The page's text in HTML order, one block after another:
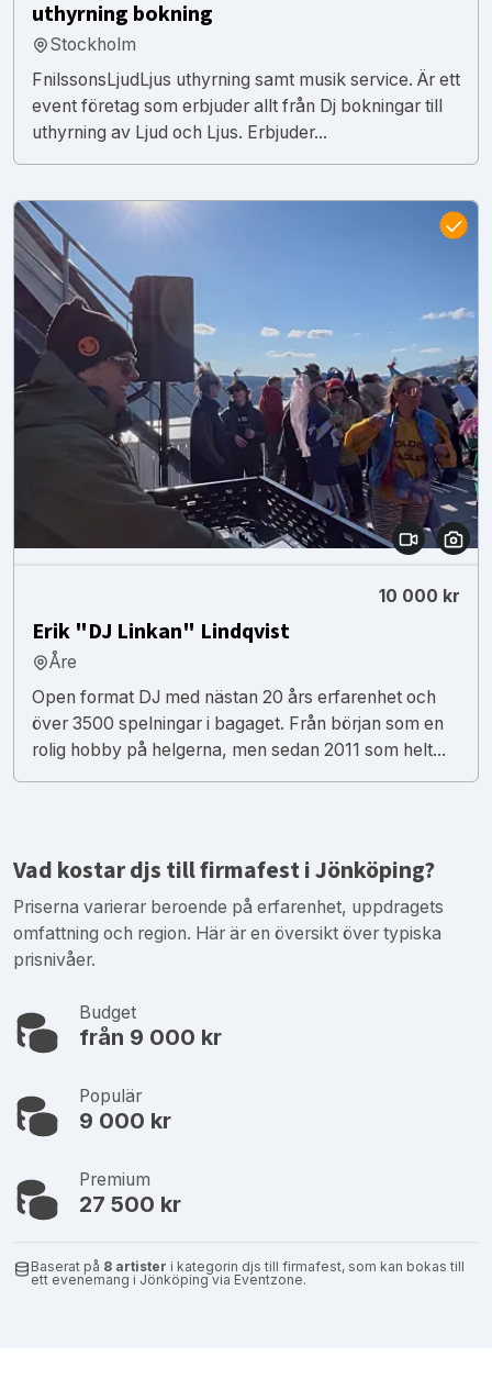
uthyrning bokning
Stockholm
FnilssonsLjudLjus uthyrning samt musik service. Är ett
event företag som erbjuder allt från Dj bokningar till
uthyrning av Ljud och Ljus. Erbjuder...
10 000 kr
Erik "DJ Linkan" Lindqvist
Åre
Open format DJ med nästan 20 års erfarenhet och
över 3500 spelningar i bagaget. Från början som en
rolig hobby på helgerna, men sedan 2011 som helt...
Vad kostar djs till firmafest i Jönköping?
Priserna varierar beroende på erfarenhet, uppdragets
omfattning och region. Här är en översikt över typiska
prisnivåer.
Budget
från 9 000 kr
Populär
9 000 kr
Premium
27 500 kr
Baserat på 8 artister i kategorin djs till firmafest, som kan bokas till
ett evenemang i Jönköping via Eventzone.